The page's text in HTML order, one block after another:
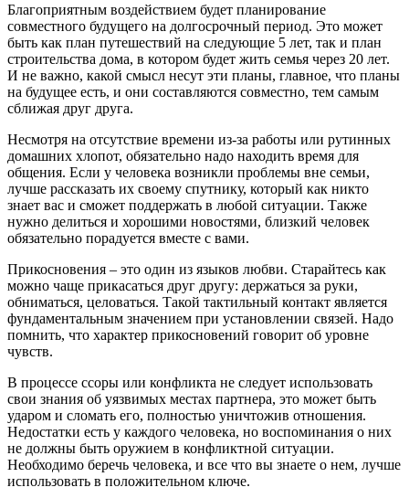
Благоприятным воздействием будет планирование
совместного будущего на долгосрочный период. Это может
быть как план путешествий на следующие 5 лет, так и план
строительства дома, в котором будет жить семья через 20 лет.
И не важно, какой смысл несут эти планы, главное, что планы
на будущее есть, и они составляются совместно, тем самым
сближая друг друга.
Несмотря на отсутствие времени из-за работы или рутинных
домашних хлопот, обязательно надо находить время для
общения. Если у человека возникли проблемы вне семьи,
лучше рассказать их своему спутнику, который как никто
знает вас и сможет поддержать в любой ситуации. Также
нужно делиться и хорошими новостями, близкий человек
обязательно порадуется вместе с вами.
Прикосновения – это один из языков любви. Старайтесь как
можно чаще прикасаться друг другу: держаться за руки,
обниматься, целоваться. Такой тактильный контакт является
фундаментальным значением при установлении связей. Надо
помнить, что характер прикосновений говорит об уровне
чувств.
В процессе ссоры или конфликта не следует использовать
свои знания об уязвимых местах партнера, это может быть
ударом и сломать его, полностью уничтожив отношения.
Недостатки есть у каждого человека, но воспоминания о них
не должны быть оружием в конфликтной ситуации.
Необходимо беречь человека, и все что вы знаете о нем, лучше
использовать в положительном ключе.